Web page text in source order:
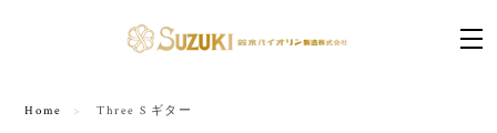
Home Three S ギター